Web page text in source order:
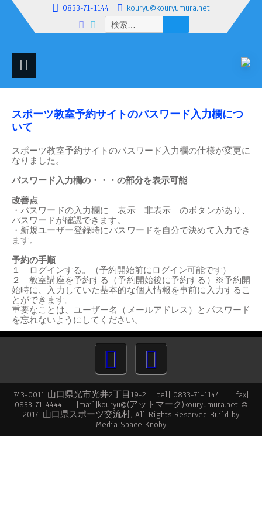
0833-71-1144
kouryu@kouryumura.net
検
索:
スポーツ教室予約サイトのパスワード入力欄につ
いて
スポーツ教室予約サイトのパスワード入力欄の仕様が変更に
なりました。
パスワード入力欄の・・・の部分を表示可能
改善点
・パスワードの入力欄に表示 非表示 のボタンがあり、
パスワードが確認できます。
・新規ユーザー登録時にパスワードを自分で決めて入力でき
ます。
予約の手順
１ ログインする。（予約開始前にログイン可能です）
２ 教室講座を予約する（予約開始後に予約する）※予約開
始時に、入力していた基本的な個人情報を事前に入力するこ
とができます。
重要なことは、 ユーザー名（メールアドレス） と パスワード
を忘れないようにしてください。
743-0011 山口県光市光井2丁目19-2 [tel] 0833-71-1144 [fax]
0833-71-4444 [mail]kouryu@(アットマーク)kouryumura.net ©
2017: 山口県スポーツ交流村, All Rights Reserved Build by
Media Space Knoby